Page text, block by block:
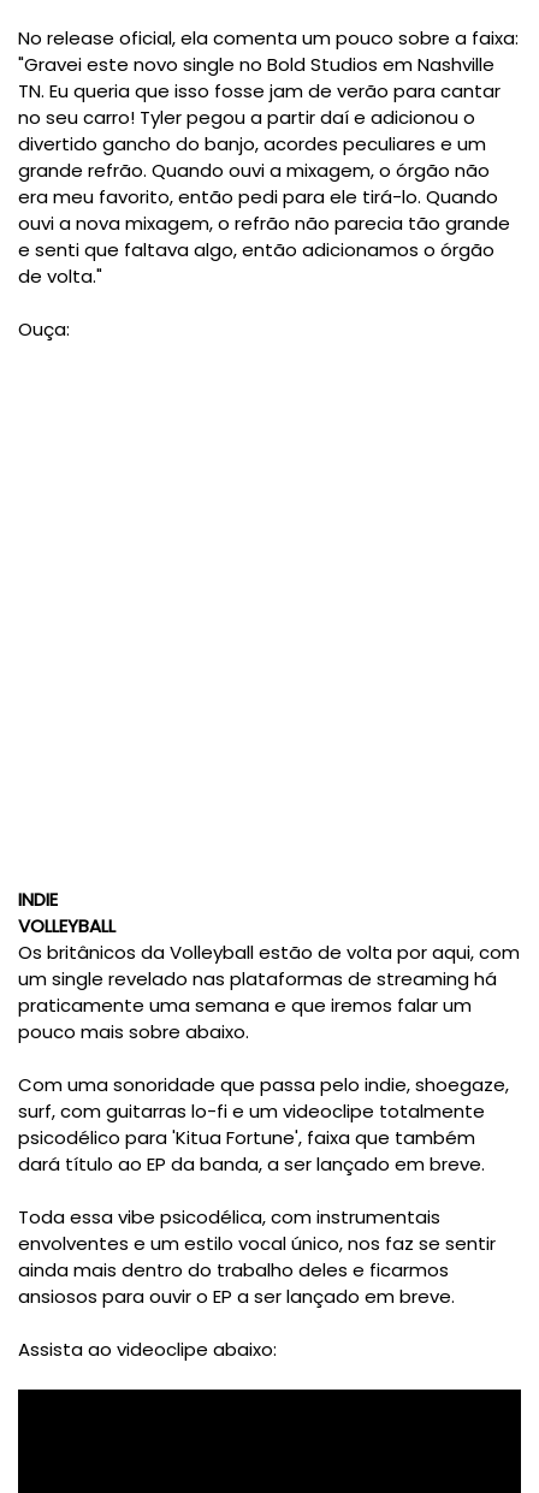
No release oficial, ela comenta um pouco sobre a faixa:
"Gravei este novo single no Bold Studios em Nashville
TN. Eu queria que isso fosse jam de verão para cantar
no seu carro! Tyler pegou a partir daí e adicionou o
divertido gancho do banjo, acordes peculiares e um
grande refrão. Quando ouvi a mixagem, o órgão não
era meu favorito, então pedi para ele tirá-lo. Quando
ouvi a nova mixagem, o refrão não parecia tão grande
e senti que faltava algo, então adicionamos o órgão
de volta."
Ouça:
INDIE
VOLLEYBALL
Os britânicos da Volleyball estão de volta por aqui, com
um single revelado nas plataformas de streaming há
praticamente uma semana e que iremos falar um
pouco mais sobre abaixo.
Com uma sonoridade que passa pelo indie, shoegaze,
surf, com guitarras lo-fi e um videoclipe totalmente
psicodélico para 'Kitua Fortune', faixa que também
dará título ao EP da banda, a ser lançado em breve.
Toda essa vibe psicodélica, com instrumentais
envolventes e um estilo vocal único, nos faz se sentir
ainda mais dentro do trabalho deles e ficarmos
ansiosos para ouvir o EP a ser lançado em breve.
Assista ao videoclipe abaixo: